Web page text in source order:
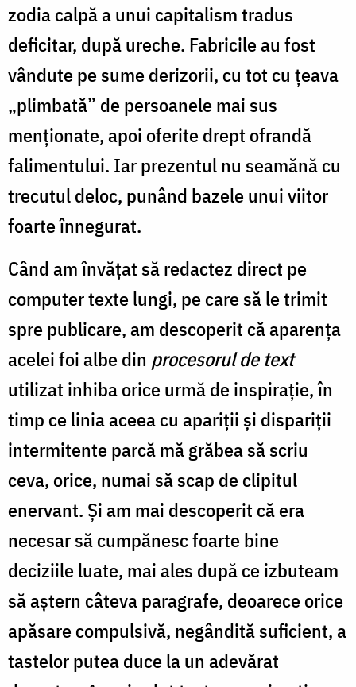
zodia calpă a unui capitalism tradus
deficitar, după ureche. Fabricile au fost
vândute pe sume derizorii, cu tot cu țeava
„plimbată” de persoanele mai sus
menționate, apoi oferite drept ofrandă
falimentului. Iar prezentul nu seamănă cu
trecutul deloc, punând bazele unui viitor
foarte înnegurat.
Când am învățat să redactez direct pe
computer texte lungi, pe care să le trimit
spre publicare, am descoperit că aparența
acelei foi albe din procesorul de text
utilizat inhiba orice urmă de inspirație, în
timp ce linia aceea cu apariții și dispariții
intermitente parcă mă grăbea să scriu
ceva, orice, numai să scap de clipitul
enervant. Și am mai descoperit că era
necesar să cumpănesc foarte bine
deciziile luate, mai ales după ce izbuteam
să aștern câteva paragrafe, deoarece orice
apăsare compulsivă, negândită suficient, a
tastelor putea duce la un adevărat